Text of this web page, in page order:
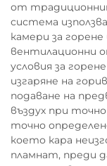
от
система
камери за
вентилационни
условия за
изгаряне на
подаване на
въздух при
точно
което кара
пламнат, преди